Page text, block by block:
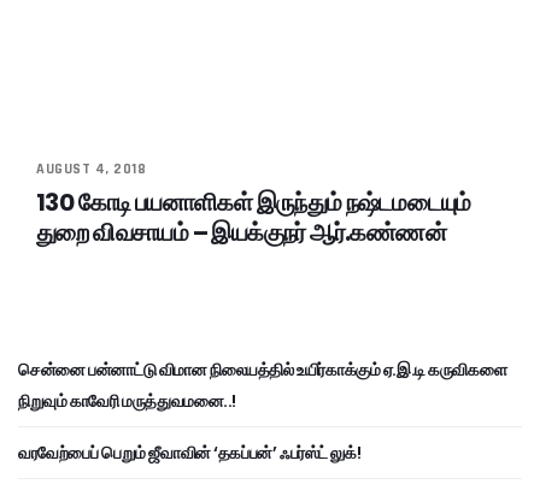
AUGUST 4, 2018
130 கோடி பயனாளிகள் இருந்தும் நஷ்டமடையும்
துறை விவசாயம் – இயக்குநர் ஆர்.கண்ணன்
சென்னை பன்னாட்டு விமான நிலையத்தில் உயிர்காக்கும் ஏ.இ.டி கருவிகளை
நிறுவும் காவேரி மருத்துவமனை..!
வரவேற்பைப் பெறும் ஜீவாவின் ‘தகப்பன்’ ஃபர்ஸ்ட் லுக்!